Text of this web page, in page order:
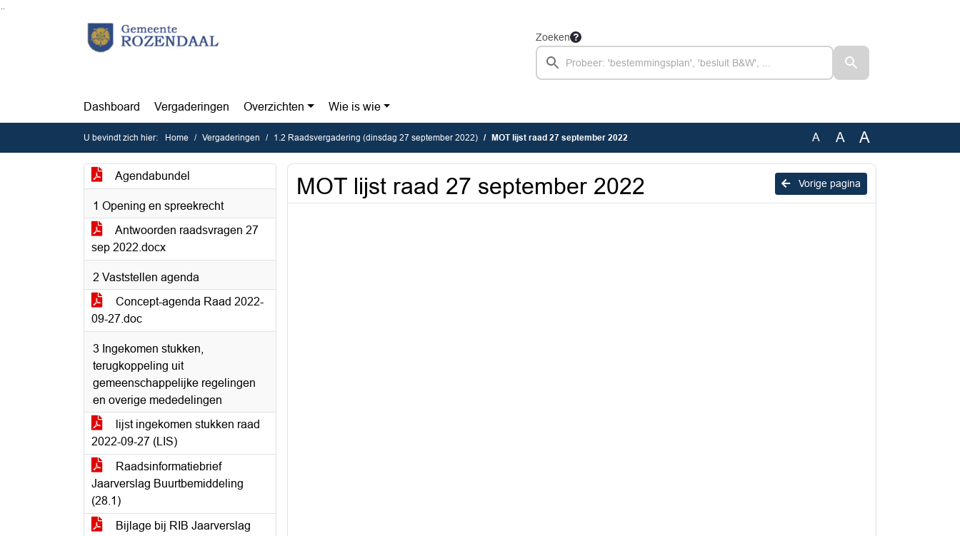
Zoeken
Dashboard Vergaderingen Overzichten Wie is wie
U bevindt zich hier: Home Vergaderingen 1.2 Raadsvergadering (dinsdag 27 september 2022) MOT lijst raad 27 september 2022 A A A
Agendabundel
1 Opening en spreekrecht
Antwoorden raadsvragen 27
sep 2022.docx
2 Vaststellen agenda
Concept-agenda Raad 2022-
09-27.doc
3 Ingekomen stukken,
terugkoppeling uit
gemeenschappelijke regelingen
en overige mededelingen
lijst ingekomen stukken raad
2022-09-27 (LIS)
Raadsinformatiebrief
Jaarverslag Buurtbemiddeling
(28.1)
Bijlage bij RIB Jaarverslag
Vorige pagina
MOT lijst raad 27 september 2022